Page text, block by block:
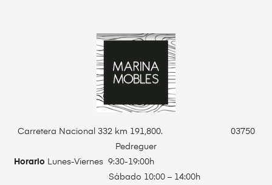
Carretera Nacional 332 km 191,800. 03750
Pedreguer
Horario Lunes-Viernes 9:30-19:00h
Sábado 10:00 – 14:00h